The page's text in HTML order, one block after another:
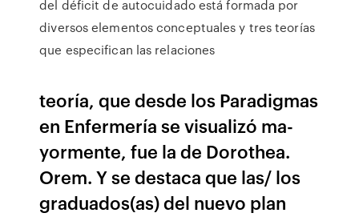
del déficit de autocuidado está formada por
diversos elementos conceptuales y tres teorías
que especifican las relaciones
teoría, que desde los Paradigmas
en Enfermería se visualizó ma-
yormente, fue la de Dorothea.
Orem. Y se destaca que las/ los
graduados(as) del nuevo plan